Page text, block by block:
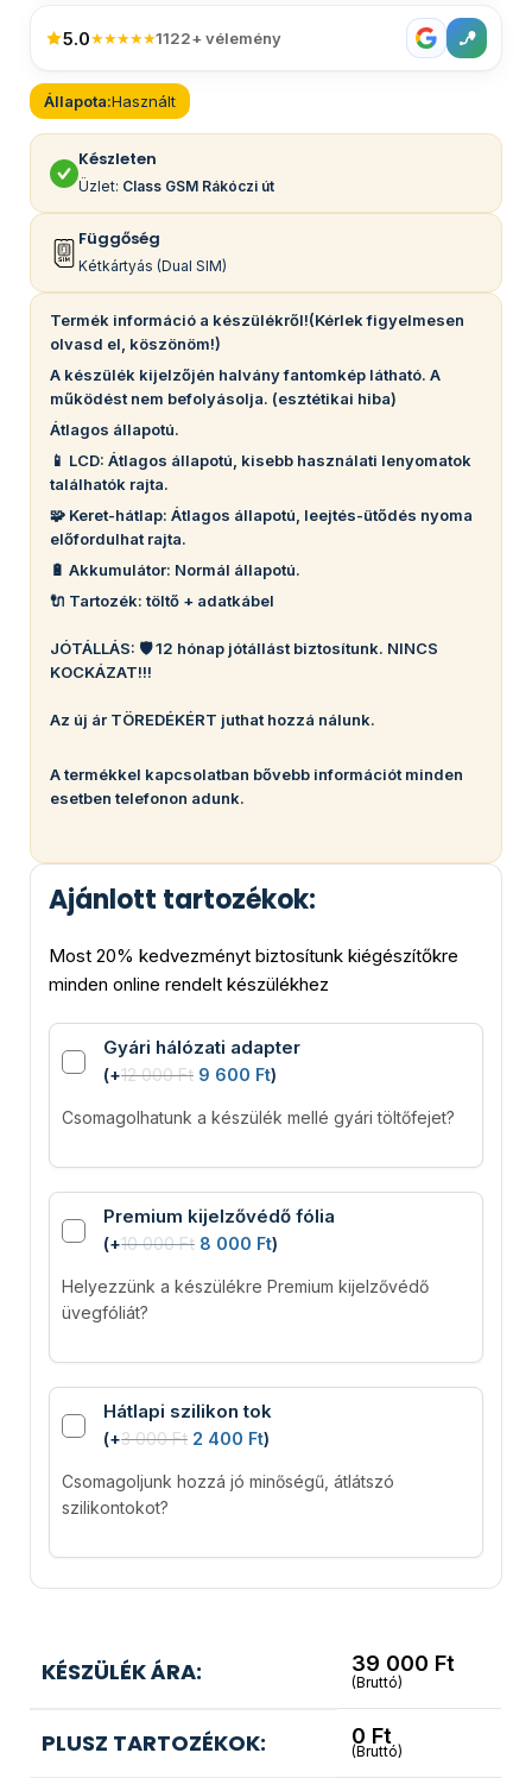
5.0★★★★★1122+ vélemény
Állapota:Használt
Készleten
Üzlet: Class GSM Rákóczi út
Függőség
Kétkártyás (Dual SIM)
Termék információ a készülékről!(Kérlek figyelmesen
olvasd el, köszönöm!)
A készülék kijelzőjén halvány fantomkép látható. A
működést nem befolyásolja. (esztétikai hiba)
Átlagos állapotú.
📱 LCD: Átlagos állapotú, kisebb használati lenyomatok
találhatók rajta.
🧩 Keret-hátlap: Átlagos állapotú, leejtés-ütődés nyoma
előfordulhat rajta.
🔋 Akkumulátor: Normál állapotú.
🔌 Tartozék: töltő + adatkábel
JÓTÁLLÁS: 🛡️ 12 hónap jótállást biztosítunk. NINCS
KOCKÁZAT!!!
Az új ár TÖREDÉKÉRT juthat hozzá nálunk.
A termékkel kapcsolatban bővebb információt minden
esetben telefonon adunk.
Ajánlott tartozékok:
Most 20% kedvezményt biztosítunk kiégészítőkre
minden online rendelt készülékhez
Gyári hálózati adapter
(+12 000Ft 9 600 Ft)
Csomagolhatunk a készülék mellé gyári töltőfejet?
Premium kijelzővédő fólia
(+10 000Ft 8 000 Ft)
Helyezzünk a készülékre Premium kijelzővédő
üvegfóliát?
Hátlapi szilikon tok
(+3 000Ft 2 400 Ft)
Csomagoljunk hozzá jó minőségű, átlátszó
szilikontokot?
KÉSZÜLÉK ÁRA: 39 000 Ft
(Bruttó)
PLUSZ TARTOZÉKOK: 0 Ft
(Bruttó)